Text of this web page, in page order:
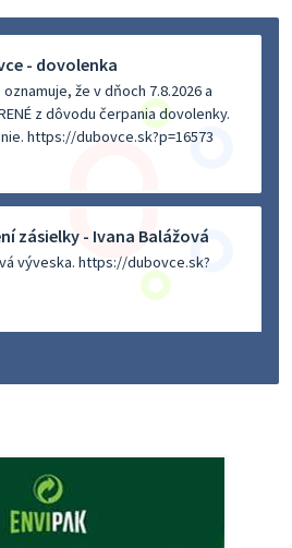
- dovolenka
že v dňoch 7.8.2026 a
z dôvodu čerpania dovolenky.
https://dubovce.sk?p=16573
zásielky - Ivana Balážová
výveska. https://dubovce.sk?
Sivoň
čerpania dovolenky. Akútne